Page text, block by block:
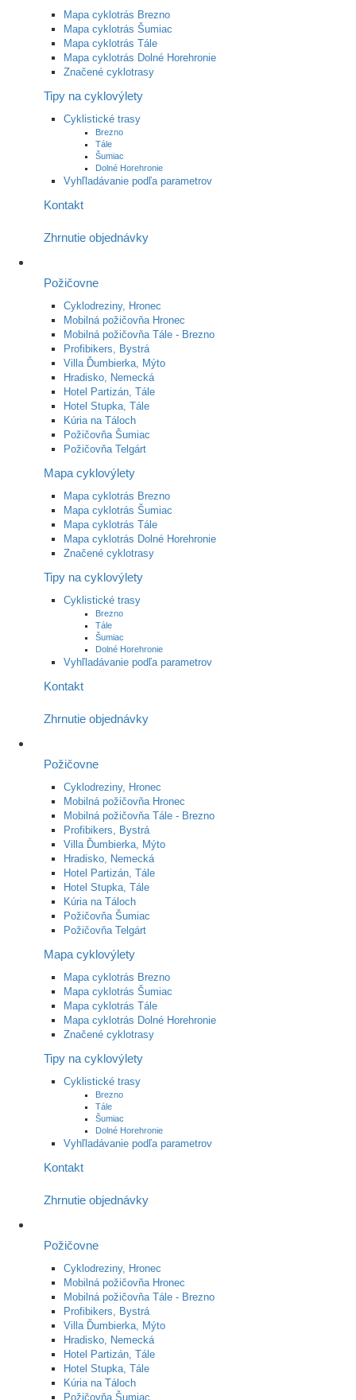
Mapa cyklotrás Brezno
Mapa cyklotrás Šumiac
Mapa cyklotrás Tále
Mapa cyklotrás Dolné Horehronie
Značené cyklotrasy
Tipy na cyklovýlety
Cyklistické trasy
Brezno
Tále
Šumiac
Dolné Horehronie
Vyhľladávanie podľa parametrov
Kontakt
Zhrnutie objednávky
Požičovne
Cyklodreziny, Hronec
Mobilná požičovňa Hronec
Mobilná požičovňa Tále - Brezno
Profibikers, Bystrá
Villa Ďumbierka, Mýto
Hradisko, Nemecká
Hotel Partizán, Tále
Hotel Stupka, Tále
Kúria na Táloch
Požičovňa Šumiac
Požičovňa Telgárt
Mapa cyklovýlety
Mapa cyklotrás Brezno
Mapa cyklotrás Šumiac
Mapa cyklotrás Tále
Mapa cyklotrás Dolné Horehronie
Značené cyklotrasy
Tipy na cyklovýlety
Cyklistické trasy
Brezno
Tále
Šumiac
Dolné Horehronie
Vyhľladávanie podľa parametrov
Kontakt
Zhrnutie objednávky
Požičovne
Cyklodreziny, Hronec
Mobilná požičovňa Hronec
Mobilná požičovňa Tále - Brezno
Profibikers, Bystrá
Villa Ďumbierka, Mýto
Hradisko, Nemecká
Hotel Partizán, Tále
Hotel Stupka, Tále
Kúria na Táloch
Požičovňa Šumiac
Požičovňa Telgárt
Mapa cyklovýlety
Mapa cyklotrás Brezno
Mapa cyklotrás Šumiac
Mapa cyklotrás Tále
Mapa cyklotrás Dolné Horehronie
Značené cyklotrasy
Tipy na cyklovýlety
Cyklistické trasy
Brezno
Tále
Šumiac
Dolné Horehronie
Vyhľladávanie podľa parametrov
Kontakt
Zhrnutie objednávky
Požičovne
Cyklodreziny, Hronec
Mobilná požičovňa Hronec
Mobilná požičovňa Tále - Brezno
Profibikers, Bystrá
Villa Ďumbierka, Mýto
Hradisko, Nemecká
Hotel Partizán, Tále
Hotel Stupka, Tále
Kúria na Táloch
Požičovňa Šumiac